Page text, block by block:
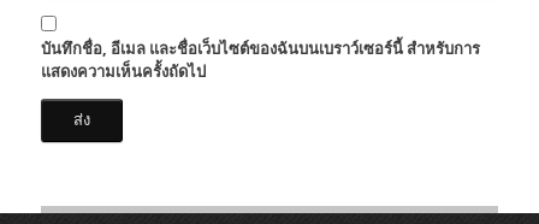
บันทึกชื่อ, อีเมล และชื่อเว็บไซต์ของฉันบนเบราว์เซอร์นี้ สำหรับการ
แสดงความเห็นครั้งถัดไป